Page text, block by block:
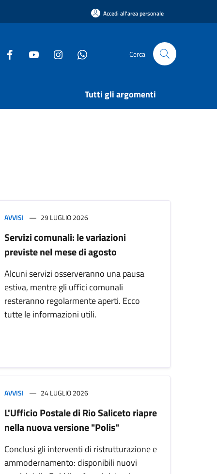
Accedi all'area personale
Cerca
Tutti gli argomenti
AVVISI 29 LUGLIO 2026
Servizi comunali: le variazioni
previste nel mese di agosto
Alcuni servizi osserveranno una pausa
estiva, mentre gli uffici comunali
resteranno regolarmente aperti. Ecco
tutte le informazioni utili.
AVVISI 24 LUGLIO 2026
L'Ufficio Postale di Rio Saliceto riapre
nella nuova versione "Polis"
Conclusi gli interventi di ristrutturazione e
ammodernamento: disponibili nuovi